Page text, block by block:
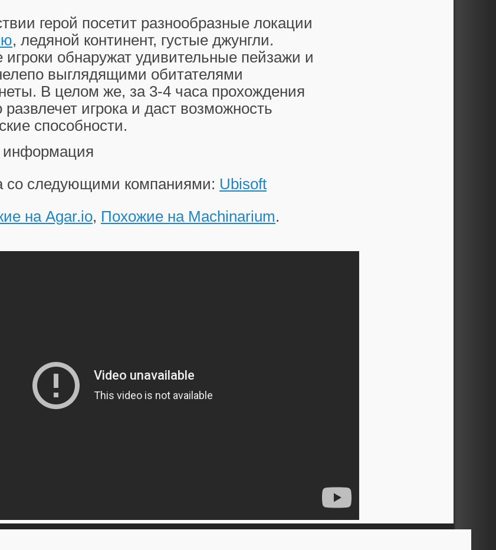
герой посетит разнообразные локации
, ледяной континент, густые джунгли.
обнаружат удивительные пейзажи и
выглядящими обитателями
В целом же, за 3-4 часа прохождения
игрока и даст возможность
способности.
информация
со следующими компаниями: Ubisoft
на Agar.io, Похожие на Machinarium.